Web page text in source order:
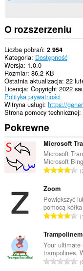
O rozszerzeniu
Liczba pobrań 2 954
Kategoria Dostępność
Wersja 1.0.0
Rozmiar 86,2 KB
Ostatnia aktualizacja 22
Licencja Copyright 2022
Polityka prywatności
Witryna usługi https://
Strona pomocy technicznej
Pokrewne
Microsoft
Microsoft
Microsoft
C
k
o
w
t
a
l
Zoom
Powiększyć
pomocą
C
ł
k
o
w
Your ultimate
trampolines.
C